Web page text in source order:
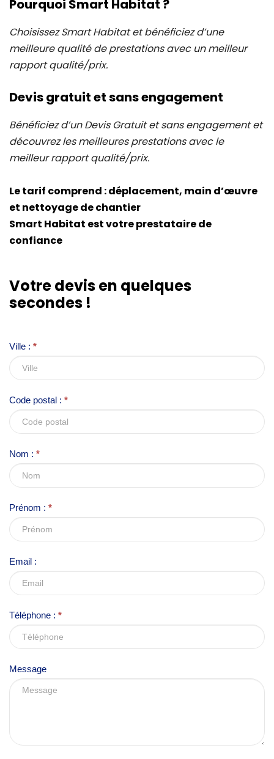
Pourquoi Smart Habitat ?
Choisissez Smart Habitat et bénéficiez d’une
meilleure qualité de prestations avec un meilleur
rapport qualité/prix.
Devis gratuit et sans engagement
Bénéficiez d’un Devis Gratuit et sans engagement et
découvrez les meilleures prestations avec le
meilleur rapport qualité/prix.
Le tarif comprend : déplacement, main d’œuvre
et nettoyage de chantier
Smart Habitat est votre prestataire de
confiance
Votre devis en quelques
secondes !
Ville : *
Code postal : *
Nom : *
Prénom : *
Email :
Téléphone : *
Message
f
y
r
h
a
n
l
a
t
i
s
i
e
b